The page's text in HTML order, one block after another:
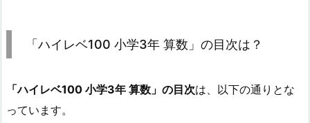
「ハイレベ100 小学3年 算数」の目次は？
「ハイレベ100 小学3年 算数」の目次は、以下の通りとな
っています。